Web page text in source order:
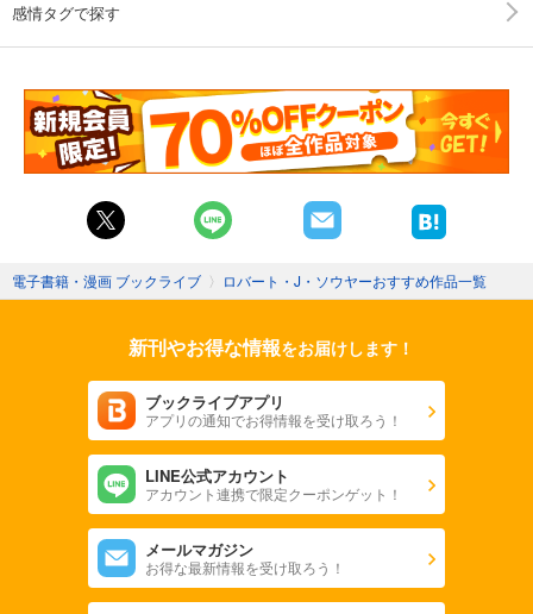
感情タグで探す
電子書籍・漫画 ブックライブ 〉 ロバート・J・ソウヤーおすすめ作品一覧
新刊やお得な情報をお届けします！
ブックライブアプリ
アプリの通知でお得情報を受け取ろう！
LINE公式アカウント
アカウント連携で限定クーポンゲット！
メールマガジン
お得な最新情報を受け取ろう！